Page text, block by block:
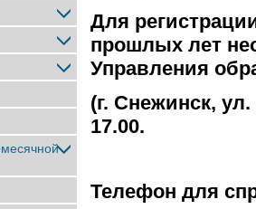
Для
прошлых лет
Управления
(г. Снежинск,
17.00.
Телефон для